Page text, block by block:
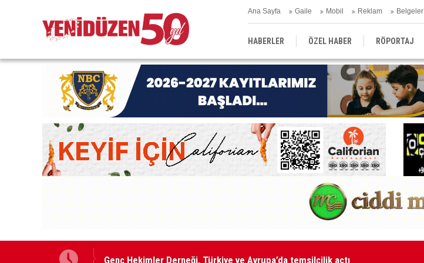
Ana Sayfa Gaile Mobil Reklam Belgeler
HABERLER ÖZEL HABER RÖPORTAJ
EĞİTİM YEREL YÖNETİM DERGİLER
Genç Hekimler Derneği, Türkiye ve Avrupa’da temsilcilik açtı